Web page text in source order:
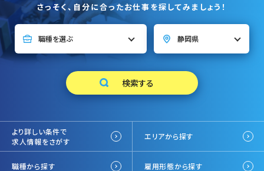
さっそく、自分に合ったお仕事を探してみましょう！
より詳しい条件で
求人情報をさがす
エリアから探す
職種から探す 雇用形態から探す